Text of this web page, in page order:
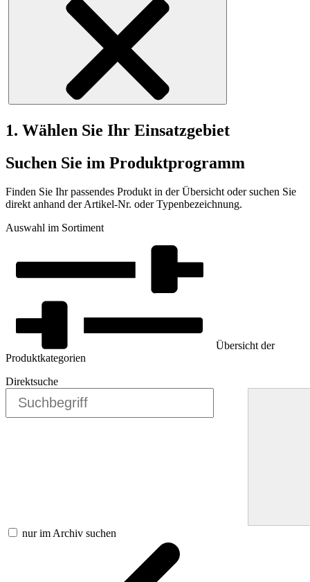
1. Wählen Sie Ihr Einsatzgebiet
Suchen Sie im Produktprogramm
Finden Sie Ihr passendes Produkt in der Übersicht oder suchen Sie
direkt anhand der Artikel-Nr. oder Typenbezeichnung.
Auswahl im Sortiment
Übersicht der
Produktkategorien
Direktsuche
nur im Archiv suchen